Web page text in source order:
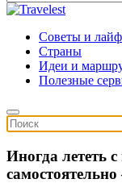
Советы и
Страны
Идеи и
Полезные
Иногда лететь